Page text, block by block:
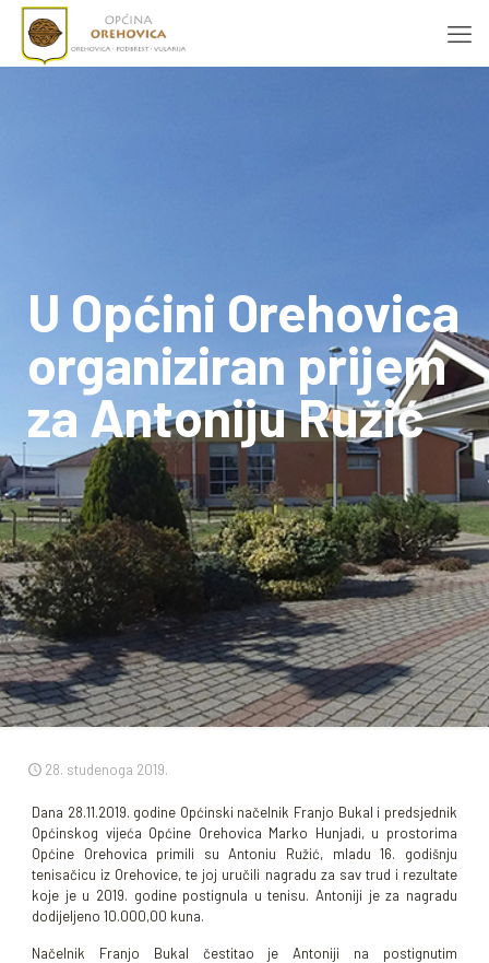
U Općini Orehovica
organiziran prijem
za Antoniju Ružić
28. studenoga 2019.
Dana 28.11.2019. godine Općinski načelnik Franjo Bukal i predsjednik
Općinskog vijeća Općine Orehovica Marko Hunjadi, u prostorima
Općine Orehovica primili su Antoniu Ružić, mladu 16. godišnju
tenisačicu iz Orehovice, te joj uručili nagradu za sav trud i rezultate
koje je u 2019. godine postignula u tenisu. Antoniji je za nagradu
dodijeljeno 10.000,00 kuna.
Načelnik Franjo Bukal čestitao je Antoniji na postignutim